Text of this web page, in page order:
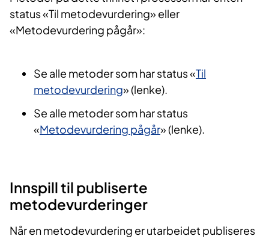
status «Til metodevurdering» eller
«Metodevurdering pågår»:
Se alle metoder som har status «Til
metodevurdering» (lenke).
Se alle metoder som har status
«Metodevurdering pågår» (lenke).​
Innspill til publiserte
metodevurderinger
Når en metodevurdering er utarbeidet publiseres